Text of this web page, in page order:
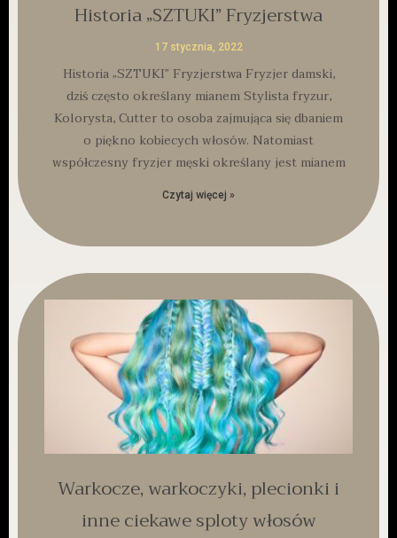
Historia „SZTUKI” Fryzjerstwa
17 stycznia, 2022
Historia „SZTUKI” Fryzjerstwa Fryzjer damski,
dziś często określany mianem Stylista fryzur,
Kolorysta, Cutter to osoba zajmująca się dbaniem
o piękno kobiecych włosów. Natomiast
współczesny fryzjer męski określany jest mianem
Czytaj więcej »
Warkocze, warkoczyki, plecionki i
inne ciekawe sploty włosów